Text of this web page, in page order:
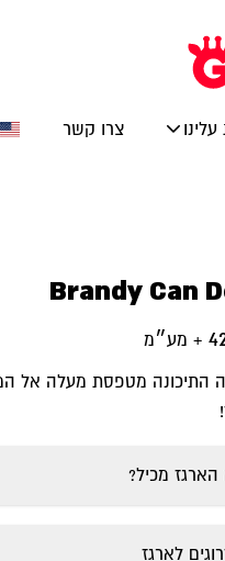
צרו קשר
Brandy Can
+ מע״מ
התיכונה מטפסת מעלה אל
מכיל?
לארגז